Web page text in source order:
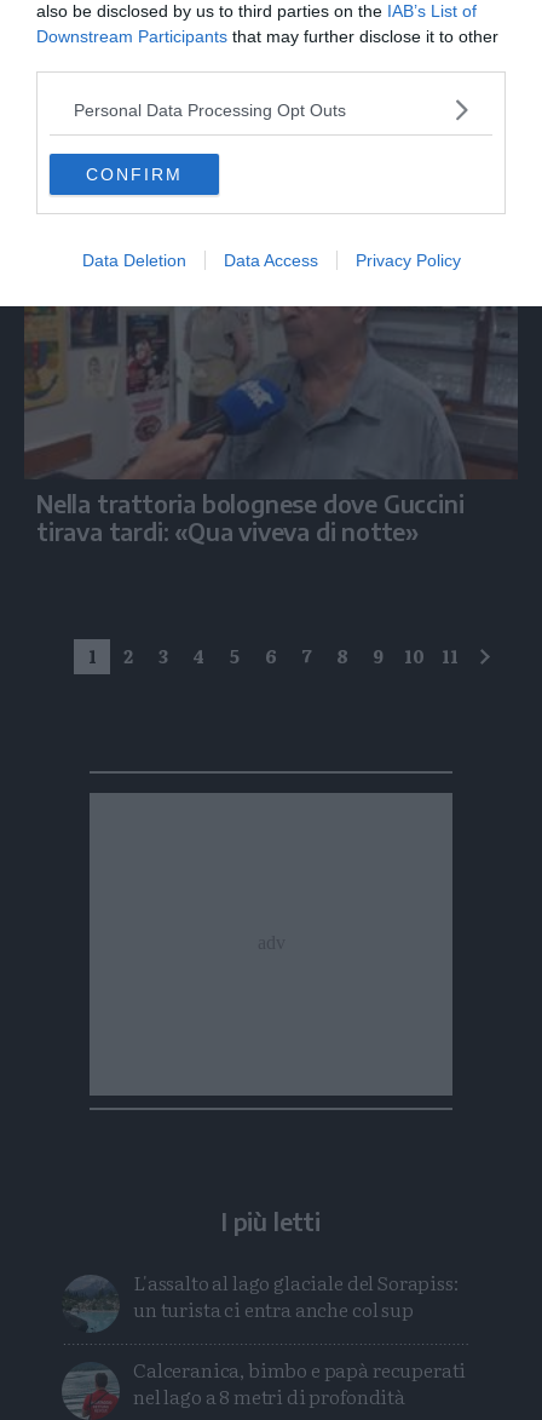
also be disclosed by us to third parties on the IAB’s List of
Downstream Participants that may further disclose it to other
Personal Data Processing Opt Outs
CONFIRM
Data Deletion Data Access Privacy Policy
ITALIA
Assisi, bagno di folla per Papa Leone a
Santa Maria degli Angeli
Nella trattoria bolognese dove Guccini
tirava tardi: «Qua viveva di notte»
1 2 3 4 5 6 7 8 9 10 11
I più letti
L'assalto al lago glaciale del Sorapiss:
un turista ci entra anche col sup
Calceranica, bimbo e papà recuperati
nel lago a 8 metri di profondità